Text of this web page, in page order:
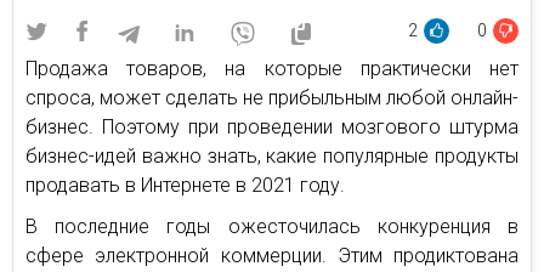
2 0
Продажа товаров, на которые практически нет
спроса, может сделать не прибыльным любой онлайн-
бизнес. Поэтому при проведении мозгового штурма
бизнес-идей важно знать, какие популярные продукты
продавать в Интернете в 2021 году.
В последние годы ожесточилась конкуренция в
сфере электронной коммерции. Этим продиктована